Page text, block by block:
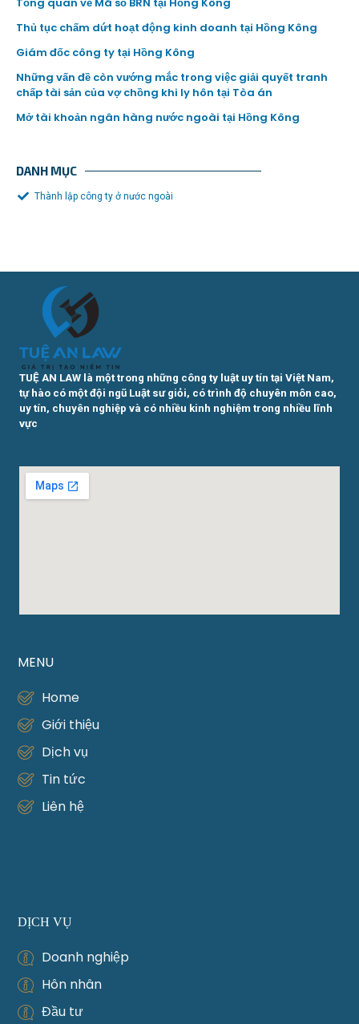
Thủ tục chấm dứt hoạt động kinh doanh tại Hồng Kông
Giám đốc công ty tại Hồng Kông
Những vấn đề còn vướng mắc trong việc giải quyết tranh
chấp tài sản của vợ chồng khi ly hôn tại Tòa án
Mở tài khoản ngân hàng nước ngoài tại Hồng Kông
DANH MỤC
Thành lập công ty ở nước ngoài
TUỆ AN LAW là một trong những công ty luật uy tín tại Việt Nam,
tự hào có một đội ngũ Luật sư giỏi, có trình độ chuyên môn cao,
uy tín, chuyên nghiệp và có nhiều kinh nghiệm trong nhiều lĩnh
vực
MENU
Home
Giới thiệu
Dịch vụ
Tin tức
Liên hệ
DỊCH VỤ
Doanh nghiệp
Hôn nhân
Đầu tư